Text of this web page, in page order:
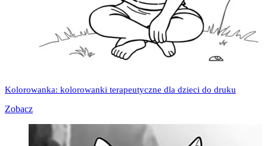
Kolorowanka: kolorowanki terapeutyczne dla dzieci do druku
Zobacz